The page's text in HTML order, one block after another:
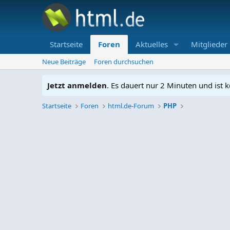
Startseite Foren Aktuelles Mitglieder
Neue Beiträge Foren durchsuchen
Jetzt anmelden. Es dauert nur 2 Minuten und ist
Startseite Foren html.de-Forum PHP